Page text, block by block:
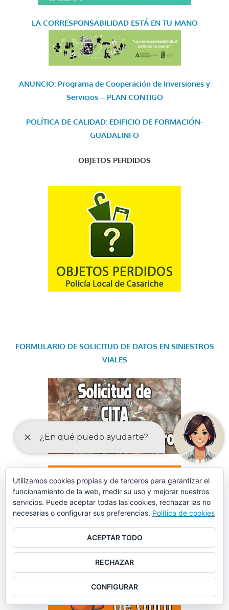
LA CORRESPONSABILIDAD ESTÁ EN TU MANO
ANUNCIO: Programa de Cooperación de Inversiones y
Servicios – PLAN CONTIGO
POLÍTICA DE CALIDAD: EDIFICIO DE FORMACIÓN-
GUADALINFO
OBJETOS PERDIDOS
FORMULARIO DE SOLICITUD DE DATOS EN SINIESTROS
VIALES
Utilizamos cookies propias y de terceros para garantizar el
funcionamiento de la web, medir su uso y mejorar nuestros
servicios. Puede aceptar todas las cookies, rechazar las no
necesarias o configurar sus preferencias. Política de cookies
ACEPTAR TODO
RECHAZAR
CONFIGURAR